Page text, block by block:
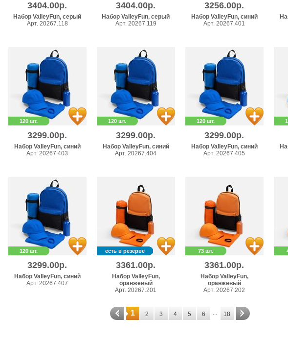
3404.00р.
Набор ValleyFun, серый
Арт. 20267.118
3404.00р.
Набор ValleyFun, серый
Арт. 20267.119
3256.00р.
Набор ValleyFun, синий
Арт. 20267.401
120 шт.
3299.00р.
Набор ValleyFun, синий
Арт. 20267.403
120 шт.
3299.00р.
Набор ValleyFun, синий
Арт. 20267.404
120 шт.
3299.00р.
Набор ValleyFun, синий
Арт. 20267.405
120 шт.
3299.00р.
Набор ValleyFun, синий
Арт. 20267.407
есть в резерве
3361.00р.
Набор ValleyFun,
оранжевый
Арт. 20267.201
73 шт.
3361.00р.
Набор ValleyFun,
оранжевый
Арт. 20267.202
1 2 3 4 5 6 18